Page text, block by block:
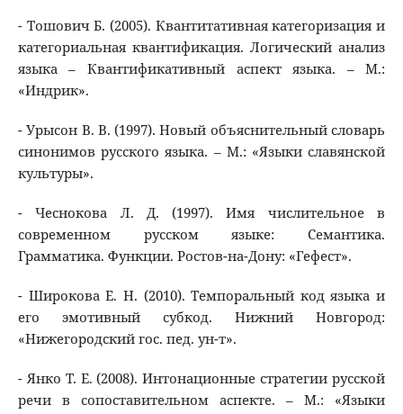
- Тошович Б. (2005). Квантитативная категоризация и
категориальная квантификация. Логический анализ
языка – Квантификативный аспект языка. – М.:
«Индрик».
- Урысон В. В. (1997). Новый объяснительный словарь
синонимов русского языка. – М.: «Языки славянской
культуры».
- Чеснокова Л. Д. (1997). Имя числительное в
современном русском языке: Семантика.
Грамматика. Функции. Ростов-на-Дону: «Гефест».
- Широкова Е. Н. (2010). Темпоральный код языка и
его эмотивный субкод. Нижний Новгород:
«Нижегородский гос. пед. ун-т».
- Янко Т. Е. (2008). Интонационные стратегии русской
речи в сопоставительном аспекте. – М.: «Языки